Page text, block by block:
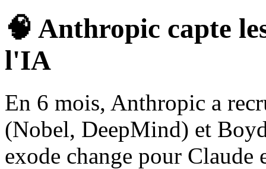
🧠 Anthropic capte
l'IA
En 6 mois, Anthropic a
(Nobel, DeepMind) et
exode change pour Claude